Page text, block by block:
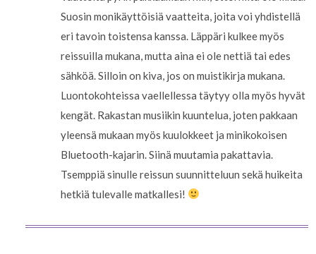
Suosin monikäyttöisiä vaatteita, joita voi yhdistellä
eri tavoin toistensa kanssa. Läppäri kulkee myös
reissuilla mukana, mutta aina ei ole nettiä tai edes
sähköä. Silloin on kiva, jos on muistikirja mukana.
Luontokohteissa vaellellessa täytyy olla myös hyvät
kengät. Rakastan musiikin kuuntelua, joten pakkaan
yleensä mukaan myös kuulokkeet ja minikokoisen
Bluetooth-kajarin. Siinä muutamia pakattavia.
Tsemppiä sinulle reissun suunnitteluun sekä huikeita
hetkiä tulevalle matkallesi!